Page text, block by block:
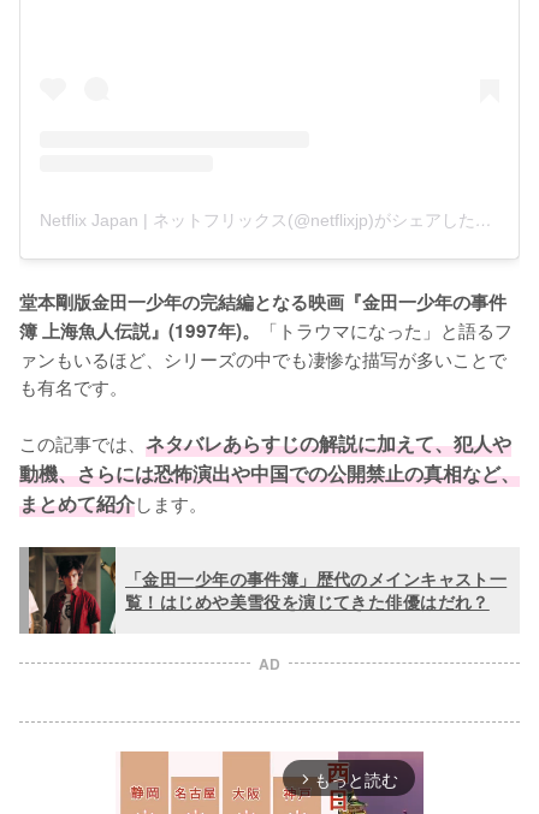
Netflix Japan | ネットフリックス(@netflixjp)がシェアした投稿
堂本剛版金田一少年の完結編となる映画『金田一少年の事件
簿 上海魚人伝説』(1997年)。
「トラウマになった」と語るフ
ァンもいるほど、シリーズの中でも凄惨な描写が多いことで
も有名です。
この記事では、 ネタバレあらすじの解説に加えて、犯人や
動機、さらには恐怖演出や中国での公開禁止の真相など、
まとめて紹介します。
「金田一少年の事件簿」歴代のメインキャスト一
覧！はじめや美雪役を演じてきた俳優はだれ？
AD
arrow_forward_ios もっと読む